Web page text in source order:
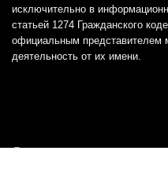
исключительно в
статьей 1274 Гражданского
официальным представителем
деятельность от их имени.
Отказ от